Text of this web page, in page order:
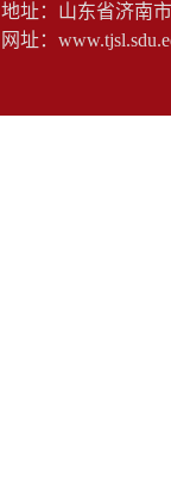
地址：山东省济南
网址：